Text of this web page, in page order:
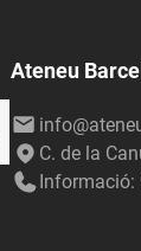
Ateneu
C. de la
Informació: